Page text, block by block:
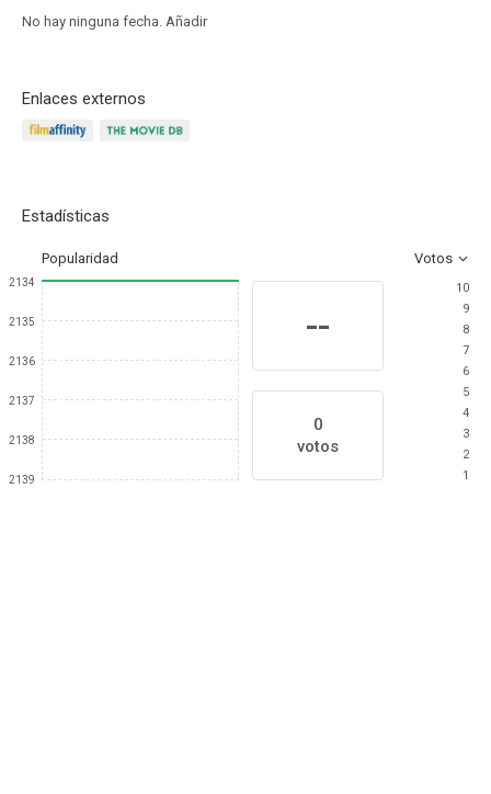
No hay ninguna fecha. Añadir
Enlaces externos
Estadísticas
Popularidad Votos
2134
2135
2136
2137
2138
2139
--
0
votos
10
9
8
7
6
5
4
3
2
1